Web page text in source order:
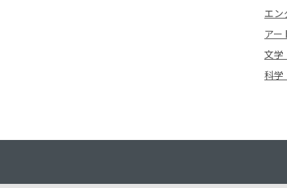
エン
アー
文学
科学